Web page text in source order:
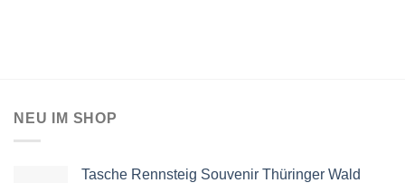
NEU IM SHOP
Tasche Rennsteig Souvenir Thüringer Wald